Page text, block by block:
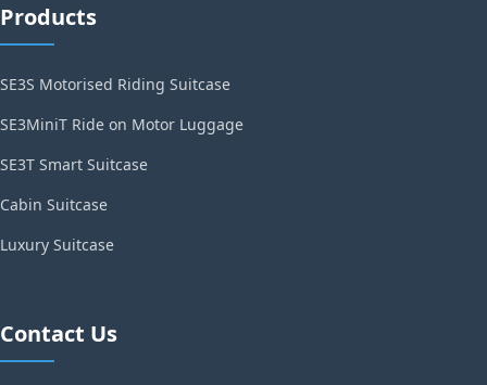
Products
SE3S Motorised Riding Suitcase
SE3MiniT Ride on Motor Luggage
SE3T Smart Suitcase
Cabin Suitcase
Luxury Suitcase
Contact Us